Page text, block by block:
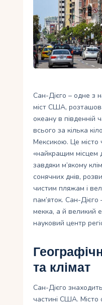
Контакти
Укр
Сан-Дієго – одне з
міст США,
океану в південній
всього за кілька
Мексикою. Це місто
«найкращим місцем
завдяки м’якому
сонячних днів,
чистим пляжам і
пам’яток. Сан-
мекка, а й великий
науковий центр
та клімат
Сан-Дієго
частині США. Місто